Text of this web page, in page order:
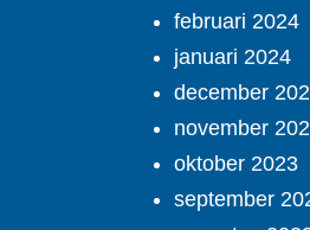
februari 2024
januari 2024
december
november
oktober 2023
september